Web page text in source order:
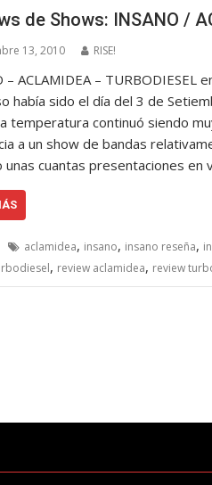
de Shows: INSANO /
13, 2010 RISE!
– ACLAMIDEA –
había sido el día del 3 de
temperatura continuó siendo
a un show de bandas
unas cuantas presentaciones
aclamidea, insano, insano reseña,
, review aclamidea, review